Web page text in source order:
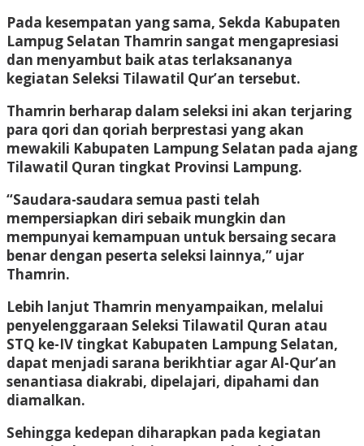
Pada kesempatan yang sama, Sekda Kabupaten
Lampug Selatan Thamrin sangat mengapresiasi
dan menyambut baik atas terlaksananya
kegiatan Seleksi Tilawatil Qur’an tersebut.
Thamrin berharap dalam seleksi ini akan terjaring
para qori dan qoriah berprestasi yang akan
mewakili Kabupaten Lampung Selatan pada ajang
Tilawatil Quran tingkat Provinsi Lampung.
“Saudara-saudara semua pasti telah
mempersiapkan diri sebaik mungkin dan
mempunyai kemampuan untuk bersaing secara
benar dengan peserta seleksi lainnya,” ujar
Thamrin.
Lebih lanjut Thamrin menyampaikan, melalui
penyelenggaraan Seleksi Tilawatil Quran atau
STQ ke-IV tingkat Kabupaten Lampung Selatan,
dapat menjadi sarana berikhtiar agar Al-Qur’an
senantiasa diakrabi, dipelajari, dipahami dan
diamalkan.
Sehingga kedepan diharapkan pada kegiatan